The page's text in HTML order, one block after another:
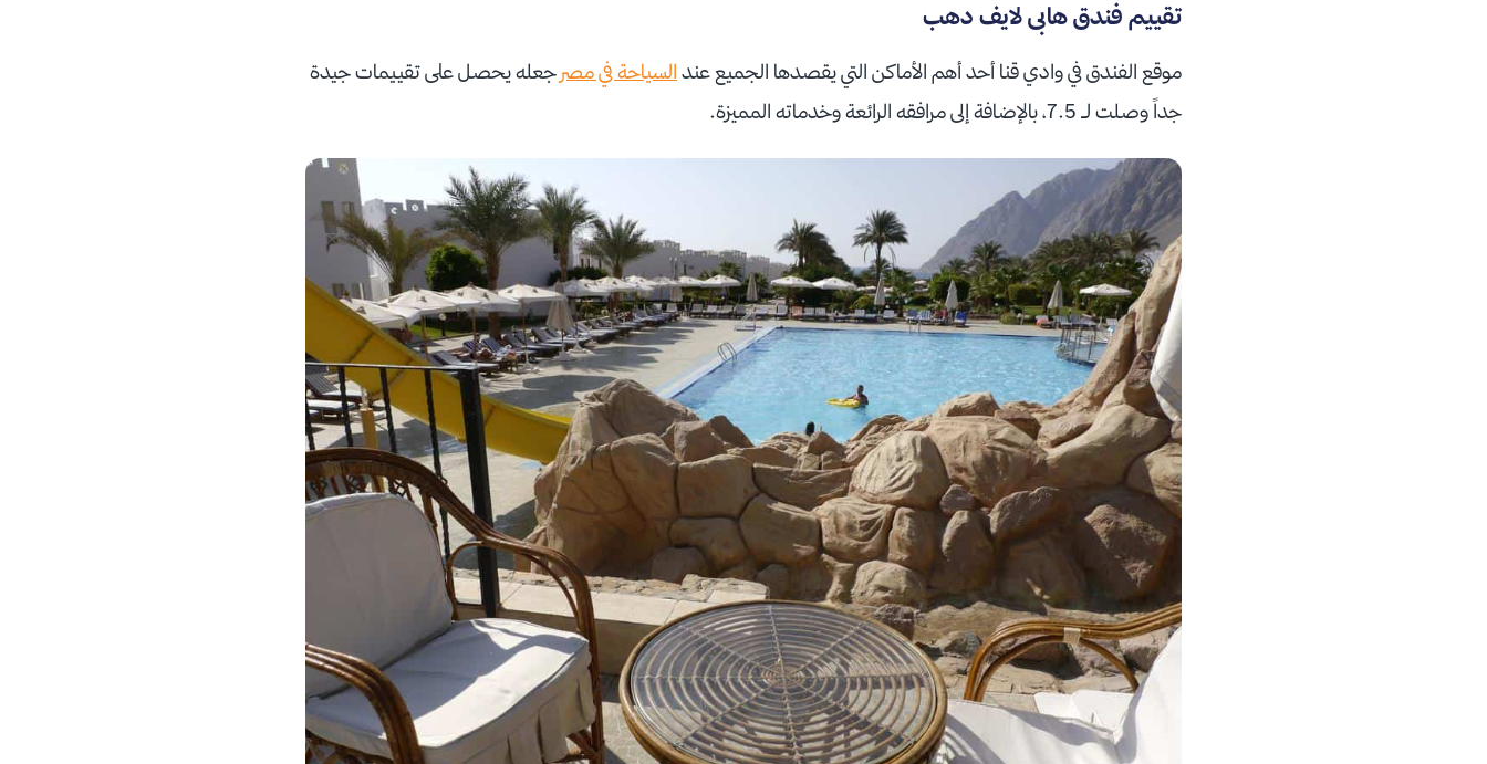
تقييم فندق هابى لايف دهب
موقع الفندق في وادي قنا أحد أهم الأماكن التي يقصدها الجميع عند السياحة في مصر جعله يحصل على تقييمات جيدة
جداً وصلت لـ 7.5، بالإضافة إلى مرافقه الرائعة وخدماته المميزة.